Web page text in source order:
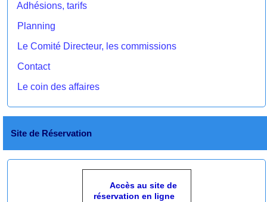
Adhésions, tarifs
Planning
Le Comité Directeur, les commissions
Contact
Le coin des affaires
Site de Réservation
Accès au site de
réservation en ligne